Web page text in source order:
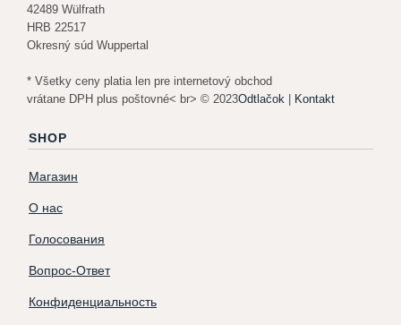
42489 Wülfrath
HRB 22517
Okresný súd Wuppertal
* Všetky ceny platia len pre internetový obchod
vrátane DPH plus poštovné< br> © 2023Odtlačok | Kontakt
SHOP
Магазин
О нас
Голосования
Вопрос-Ответ
Конфиденциальность